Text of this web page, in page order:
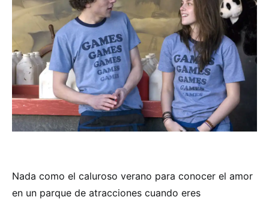
Nada como el caluroso verano para conocer el amor
en un parque de atracciones cuando eres